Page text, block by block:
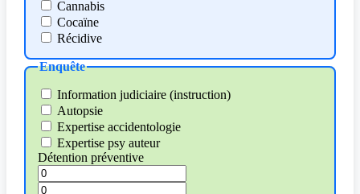
Cannabis
Cocaïne
Récidive
Enquête
Information judiciaire (instruction)
Autopsie
Expertise accidentologie
Expertise psy auteur
Détention préventive